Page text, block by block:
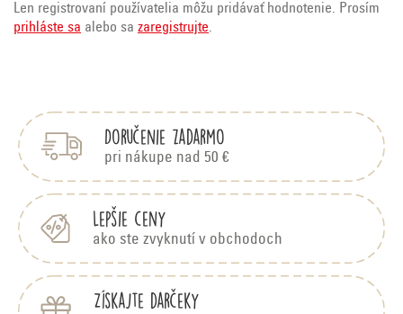
Len registrovaní používatelia môžu pridávať hodnotenie. Prosím
prihláste sa alebo sa zaregistrujte.
Doručenie zadarmo
pri nákupe nad 50 €
Lepšie ceny
ako ste zvyknutí v obchodoch
Získajte darčeky